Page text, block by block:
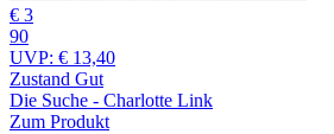
€ 3
90
UVP: € 13,40
Zustand Gut
Die Suche - Charlotte Link
Zum Produkt